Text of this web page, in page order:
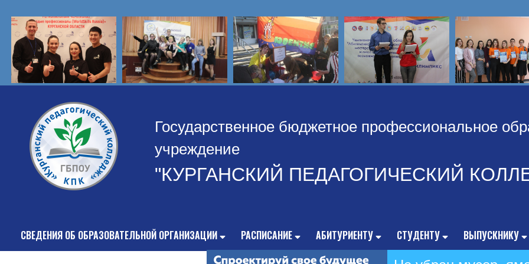
Государственное бюджетное профессиональное
учреждение
"КУРГАНСКИЙ ПЕДАГОГИЧЕСКИЙ
СВЕДЕНИЯ ОБ ОБРАЗОВАТЕЛЬНОЙ ОРГАНИЗАЦИИ РАСПИСАНИЕ АБИТУРИЕНТУ СТУДЕНТУ ВЫПУСКНИКУ